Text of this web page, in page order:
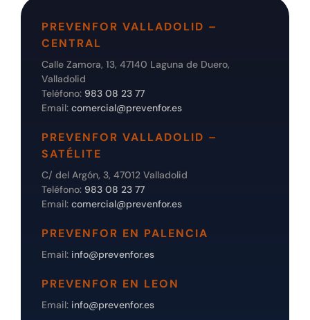
PREVENFOR VALLADOLID –
CENTRAL
Calle Zamora, 13, 47140 Laguna de Duero,
Valladolid
Teléfono: 983 08 23 77
Email: comercial@prevenfor.es
PREVENFOR VALLADOLID –
SATÉLITE
C/ del Argón, 3, 47012 Valladolid
Teléfono: 983 08 23 77
Email: comercial@prevenfor.es
PREVENFOR EN PALENCIA
Email: info@prevenfor.es
PREVENFOR EN LEON
Email: info@prevenfor.es